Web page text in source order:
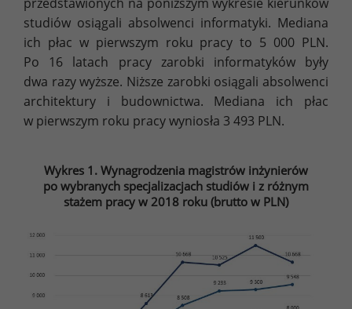
studiów osiągali absolwenci informatyki. Mediana
ich płac w pierwszym roku pracy to 5 000 PLN.
Po 16 latach pracy zarobki informatyków były
dwa razy wyższe. Niższe zarobki osiągali absolwenci
architektury i budownictwa. Mediana ich płac
w pierwszym roku pracy wyniosła 3 493 PLN.
Wykres 1. Wynagrodzenia magistrów inżynierów
po wybranych specjalizacjach studiów i z różnym
stażem pracy w 2018 roku (brutto w PLN)